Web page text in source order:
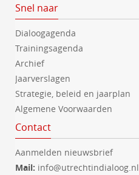
Snel naar
Dialoogagenda
Trainingsagenda
Archief
Jaarverslagen
Strategie, beleid en jaarplan
Algemene Voorwaarden
Contact
Aanmelden nieuwsbrief
Mail: info@utrechtindialoog.nl